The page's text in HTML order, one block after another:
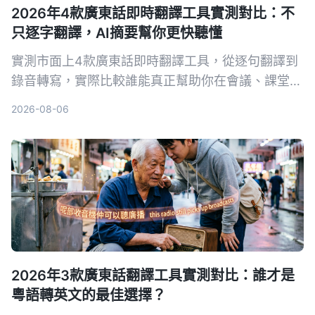
2026年4款廣東話即時翻譯工具實測對比：不
只逐字翻譯，AI摘要幫你更快聽懂
實測市面上4款廣東話即時翻譯工具，從逐句翻譯到
錄音轉寫，實際比較誰能真正幫助你在會議、課堂中
方案。
2026-08-06
2026年3款廣東話翻譯工具實測對比：誰才是
粵語轉英文的最佳選擇？